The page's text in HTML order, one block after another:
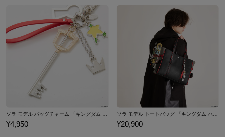
の7つが描かれており、1日ごとに違うデザインが楽しめます。
文字盤に描かれている「忘却の城のカード」は、ソラは地上を進む
ので上向き、リクは地下を進むので下向きになっているのがさりげ
ないこだわりポイント。
ベルトを取り外し、ネックレスとしてもお楽しみ頂けます。
※SuperGroupiesサイト上でご購入の方には、商品1点につき発売アイテムを着
用した描き下ろしイラスト1枚が特典として付属いたします。
原産国／ 中国
素材／ ケース：合金 リュウズ・裏蓋・バックル：ステンレススチール 文字
盤・針：真鍮 風防：ミネラルガラス ベルト：牛革 機械：EPSON VX43E
（日本製） チェーン：シルバーメッキ
サイズガイドページはこちら
ソラ モデル バッグチャーム 「キングダム ハーツ」シリーズ
¥4,950
ソラ モデル トートバッグ 「キングダム ハーツ」シリーズ
¥20,900